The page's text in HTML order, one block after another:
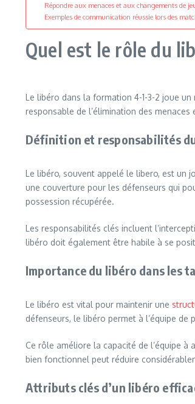
Répondre aux menaces et aux changements de
Exemples de communication réussie lors des
Quel est le rôle du
Le libéro dans la formation 4-1-3-2 joue
responsable de l’élimination des
Définition et responsabilités
Le libéro, souvent appelé le libero, est un
une couverture pour les défenseurs qui
possession récupérée.
Les responsabilités clés incluent
libéro doit également être habile à se
Importance du libéro dans les
Le libéro est vital pour maintenir une
défenseurs, le libéro permet à l’équipe
Ce rôle améliore la capacité de l’équipe
bien fonctionnel peut réduire
Attributs clés d’un libéro